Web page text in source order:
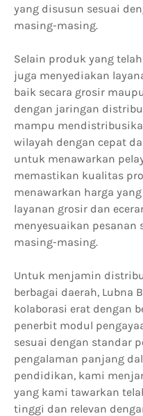
yang disusun sesuai
masing-masing.
Selain produk yang
juga menyediakan
baik secara grosir
dengan jaringan
mampu
wilayah dengan cepat
untuk menawarkan
memastikan kualitas
menawarkan harga
layanan grosir dan
menyesuaikan pesanan
masing-masing.
Untuk menjamin
berbagai daerah, Lubna
kolaborasi erat dengan
penerbit modul
sesuai dengan standar
pengalaman panjang
pendidikan, kami
yang kami tawarkan
tinggi dan relevan